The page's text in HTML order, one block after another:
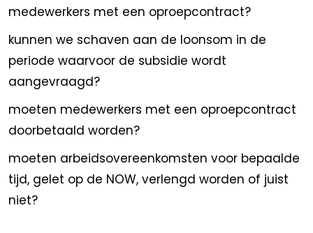
medewerkers met een oproepcontract?
kunnen we schaven aan de loonsom in de
periode waarvoor de subsidie wordt
aangevraagd?
moeten medewerkers met een oproepcontract
doorbetaald worden?
moeten arbeidsovereenkomsten voor bepaalde
tijd, gelet op de NOW, verlengd worden of juist
niet?